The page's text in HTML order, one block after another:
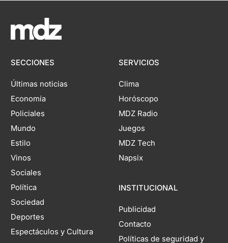
SECCIONES
Últimas noticias
Economía
Policiales
Mundo
Estilo
Vinos
Sociales
Política
Sociedad
Deportes
Espectáculos y Cultura
SERVICIOS
Clima
Horóscopo
MDZ Radio
Juegos
MDZ Tech
Napsix
INSTITUCIONAL
Publicidad
Contacto
Políticas de seguridad y